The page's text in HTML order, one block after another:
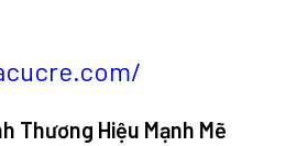
Thương Hiệu Mạnh Mẽ